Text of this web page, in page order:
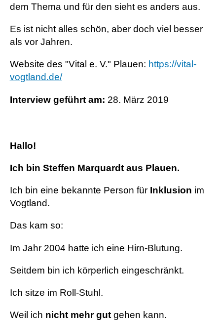
dem Thema und für den sieht es anders aus.
Es ist nicht alles schön, aber doch viel besser
als vor Jahren.
Website des "Vital e. V." Plauen: https://vital-
vogtland.de/
Interview geführt am: 28. März 2019
Hallo!
Ich bin Steffen Marquardt aus Plauen.
Ich bin eine bekannte Person für Inklusion im
Vogtland.
Das kam so:
Im Jahr 2004 hatte ich eine Hirn-Blutung.
Seitdem bin ich körperlich eingeschränkt.
Ich sitze im Roll-Stuhl.
Weil ich nicht mehr gutgehen kann.